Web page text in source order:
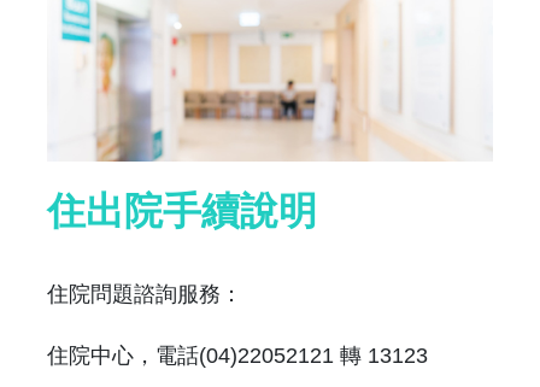
住出院手續說明
住院問題諮詢服務：
住院中心，電話(04)22052121 轉 13123